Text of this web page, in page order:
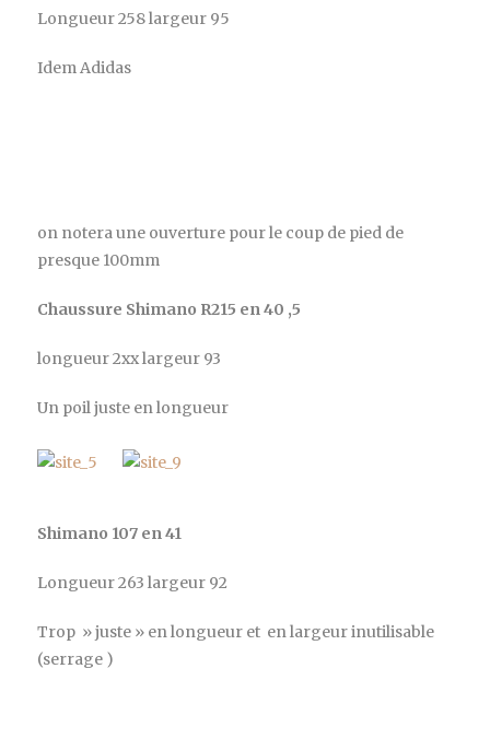
Longueur 258 largeur 95
Idem Adidas
on notera une ouverture pour le coup de pied de
presque 100mm
Chaussure Shimano R215 en 40 ,5
longueur 2xx largeur 93
Un poil juste en longueur
Shimano 107 en 41
Longueur 263 largeur 92
Trop » juste » en longueur et en largeur inutilisable
(serrage )